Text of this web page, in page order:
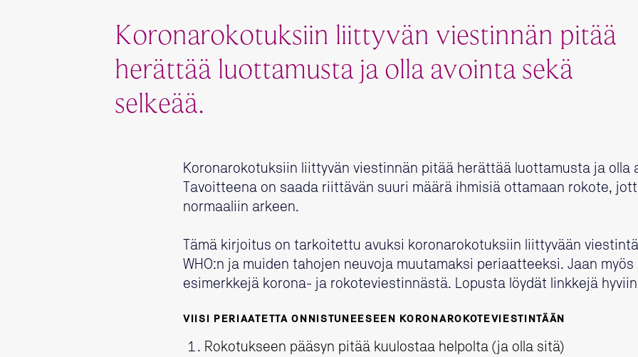
Koronarokotuksiin liittyvän viestinnän pitää
herättää luottamusta ja olla avointa sekä
selkeää.
Koronarokotuksiin liittyvän viestinnän pitää herättää luottamusta ja olla
Tavoitteena on saada riittävän suuri määrä ihmisiä ottamaan rokote,
normaaliin arkeen.
Tämä kirjoitus on tarkoitettu avuksi koronarokotuksiin liittyvään
WHO:n ja muiden tahojen neuvoja muutamaksi periaatteeksi. Jaan myös
esimerkkejä korona- ja rokoteviestinnästä. Lopusta löydät linkkejä
VIISI PERIAATETTA ONNISTUNEESEEN KORONAROKOTEVIESTINTÄÄN
Rokotukseen pääsyn pitää kuulostaa helpolta (ja olla sitä)